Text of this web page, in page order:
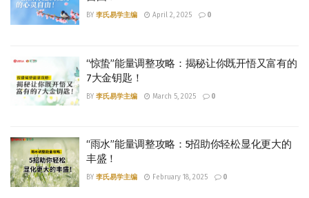
BY 李氏易学主编 April 2, 2025 0
“惊蛰”能量调整攻略：揭秘让你既开悟又富有的
7大金钥匙！
BY 李氏易学主编 March 5, 2025 0
“雨水”能量调整攻略：5招助你轻松显化更大的
丰盛！
BY 李氏易学主编 February 18, 2025 0